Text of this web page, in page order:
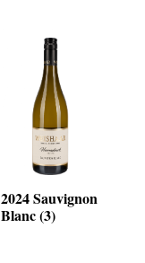
2024 Sauvignon
Blanc (3)